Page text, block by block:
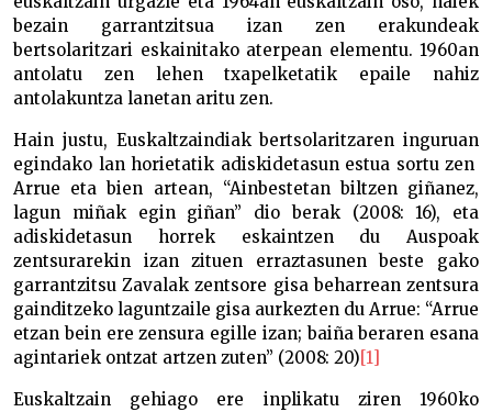
bezain garrantzitsua izan zen erakundeak
bertsolaritzari eskainitako aterpean elementu. 1960an
antolatu zen lehen txapelketatik epaile nahiz
antolakuntza lanetan aritu zen.
Hain justu, Euskaltzaindiak bertsolaritzaren inguruan
egindako lan horietatik adiskidetasun estua sortu zen
Arrue eta bien artean, “Ainbestetan biltzen giñanez,
lagun miñak egin giñan” dio berak (2008: 16), eta
adiskidetasun horrek eskaintzen du Auspoak
zentsurarekin izan zituen erraztasunen beste gako
garrantzitsu Zavalak zentsore gisa beharrean zentsura
gainditzeko laguntzaile gisa aurkezten du Arrue: “Arrue
etzan bein ere zensura egille izan; baiña beraren esana
agintariek ontzat artzen zuten” (2008: 20) [1]
Euskaltzain gehiago ere inplikatu ziren 1960ko